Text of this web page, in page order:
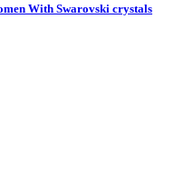
With Swarovski crystals